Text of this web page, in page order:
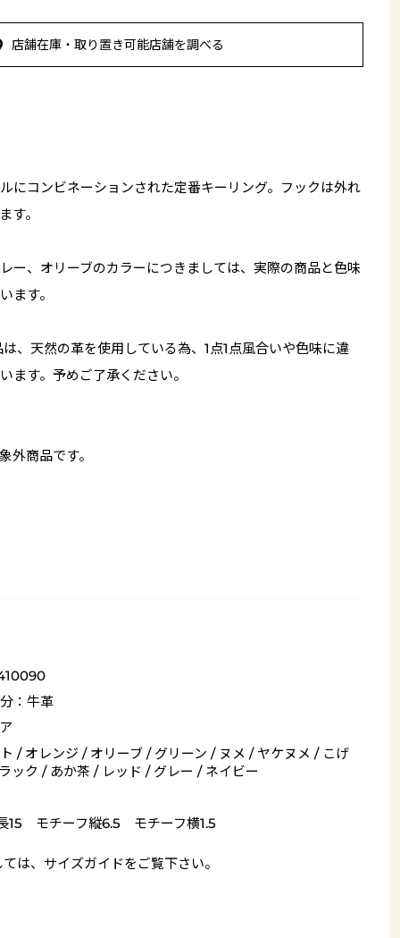
店舗在庫・取り置き可能店舗を調べる
にコンビネーションされた定番キーリング。フックは外れ
す。
ー、オリーブのカラーにつきましては、実際の商品と色味
ます。
、天然の革を使用している為、1点1点風合いや色味に違
ます。予めご了承ください。
外商品です。
：牛革
/ オレンジ / オリーブ / グリーン / ヌメ / ヤケヌメ / こげ
ック / あか茶 / レッド / グレー / ネイビー
15 モチーフ縦6.5 モチーフ横1.5
は、 サイズガイドをご覧下さい。